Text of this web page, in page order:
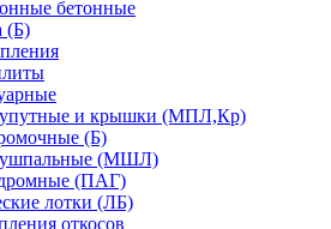
бетонные
(Б)
и крышки (МПЛ,Кр)
(Б)
(МШЛ)
(ПАГ)
лотки (ЛБ)
откосов